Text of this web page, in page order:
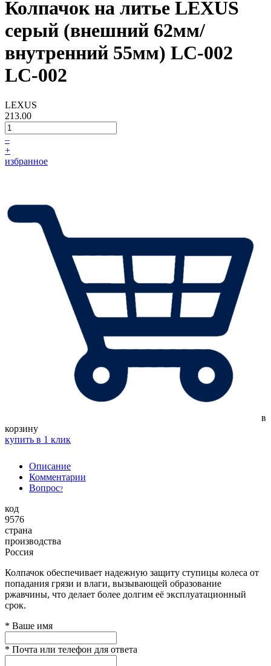
Колпачок на литье LEXUS
серый (внешний 62мм/
внутренний 55мм) LC-002
LC-002
LEXUS
213.00
–
+
избранное
в
корзину
купить в 1 клик
Описание
Комментарии
Вопрос?
код
9576
страна
производства
Россия
Колпачок обеспечивает надежную защиту ступицы колеса от
попадания грязи и влаги, вызывающей образование
ржавчины, что делает более долгим её эксплуатационный
срок.
* Ваше имя
* Почта или телефон для ответа